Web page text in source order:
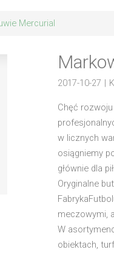
Mercurial
2017-10-27
Chęć
w licznych
osiągniemy
głównie dla
Oryginalne
meczowymi,
W
obiektach,